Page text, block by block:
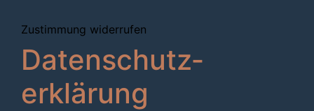
Zustimmung widerrufen
Datenschutz­
erklärung